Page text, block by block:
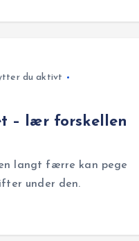
du aktivt
– lær forskellen
langt færre kan pege
under den.